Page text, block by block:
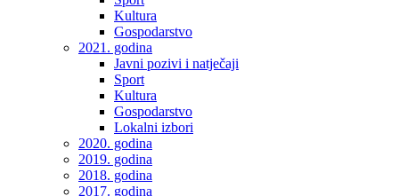
Kultura
Gospodarstvo
2021. godina
Javni pozivi i natječaji
Sport
Kultura
Gospodarstvo
Lokalni izbori
2020. godina
2019. godina
2018. godina
2017. godina